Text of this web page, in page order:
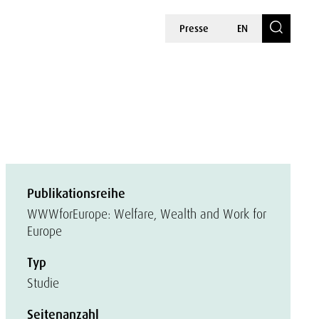
Presse EN
Publikationsreihe
WWWforEurope: Welfare, Wealth and Work for
Europe
Typ
Studie
Seitenanzahl